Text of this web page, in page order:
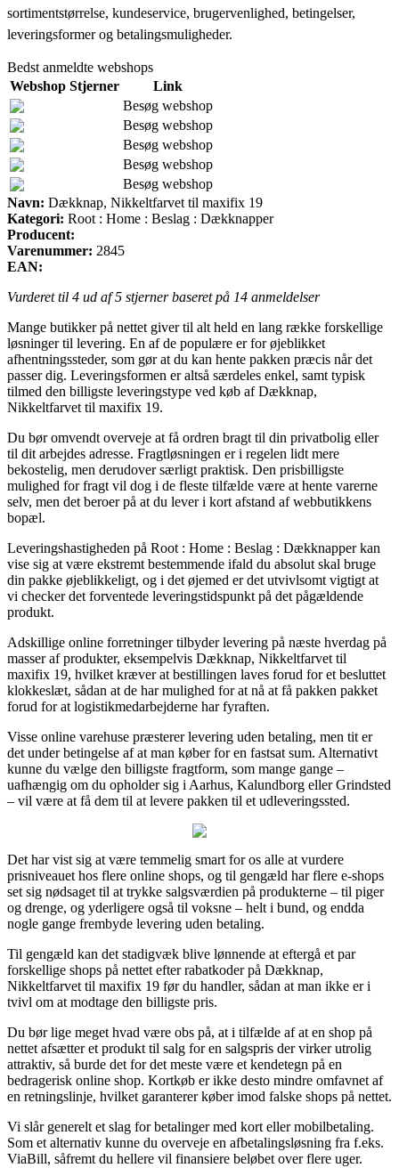
sortimentstørrelse, kundeservice, brugervenlighed, betingelser,
leveringsformer og betalingsmuligheder.
Bedst anmeldte webshops
Webshop Stjerner
Link
Besøg webshop
Besøg webshop
Besøg webshop
Besøg webshop
Besøg webshop
Navn: Dækknap, Nikkeltfarvet til maxifix 19
Kategori: Root : Home : Beslag : Dækknapper
Producent:
Varenummer: 2845
EAN:
Vurderet til 4 ud af 5 stjerner baseret på 14 anmeldelser
Mange butikker på nettet giver til alt held en lang række forskellige
løsninger til levering. En af de populære er for øjeblikket
afhentningssteder, som gør at du kan hente pakken præcis når det
passer dig. Leveringsformen er altså særdeles enkel, samt typisk
tilmed den billigste leveringstype ved køb af Dækknap,
Nikkeltfarvet til maxifix 19.
Du bør omvendt overveje at få ordren bragt til din privatbolig eller
til dit arbejdes adresse. Fragtløsningen er i regelen lidt mere
bekostelig, men derudover særligt praktisk. Den prisbilligste
mulighed for fragt vil dog i de fleste tilfælde være at hente varerne
selv, men det beroer på at du lever i kort afstand af webbutikkens
bopæl.
Leveringshastigheden på Root : Home : Beslag : Dækknapper kan
vise sig at være ekstremt bestemmende ifald du absolut skal bruge
din pakke øjeblikkeligt, og i det øjemed er det utvivlsomt vigtigt at
vi checker det forventede leveringstidspunkt på det pågældende
produkt.
Adskillige online forretninger tilbyder levering på næste hverdag på
masser af produkter, eksempelvis Dækknap, Nikkeltfarvet til
maxifix 19, hvilket kræver at bestillingen laves forud for et besluttet
klokkeslæt, sådan at de har mulighed for at nå at få pakken pakket
forud for at logistikmedarbejderne har fyraften.
Visse online varehuse præsterer levering uden betaling, men tit er
det under betingelse af at man køber for en fastsat sum. Alternativt
kunne du vælge den billigste fragtform, som mange gange –
uafhængig om du opholder sig i Aarhus, Kalundborg eller Grindsted
– vil være at få dem til at levere pakken til et udleveringssted.
Det har vist sig at være temmelig smart for os alle at vurdere
prisniveauet hos flere online shops, og til gengæld har flere e-shops
set sig nødsaget til at trykke salgsværdien på produkterne – til piger
og drenge, og yderligere også til voksne – helt i bund, og endda
nogle gange frembyde levering uden betaling.
Til gengæld kan det stadigvæk blive lønnende at eftergå et par
forskellige shops på nettet efter rabatkoder på Dækknap,
Nikkeltfarvet til maxifix 19 før du handler, sådan at man ikke er i
tvivl om at modtage den billigste pris.
Du bør lige meget hvad være obs på, at i tilfælde af at en shop på
nettet afsætter et produkt til salg for en salgspris der virker utrolig
attraktiv, så burde det for det meste være et kendetegn på en
bedragerisk online shop. Kortkøb er ikke desto mindre omfavnet af
en retningslinje, hvilket garanterer køber imod falske shops på nettet.
Vi slår generelt et slag for betalinger med kort eller mobilbetaling.
Som et alternativ kunne du overveje en afbetalingsløsning fra f.eks.
ViaBill, såfremt du hellere vil finansiere beløbet over flere uger.